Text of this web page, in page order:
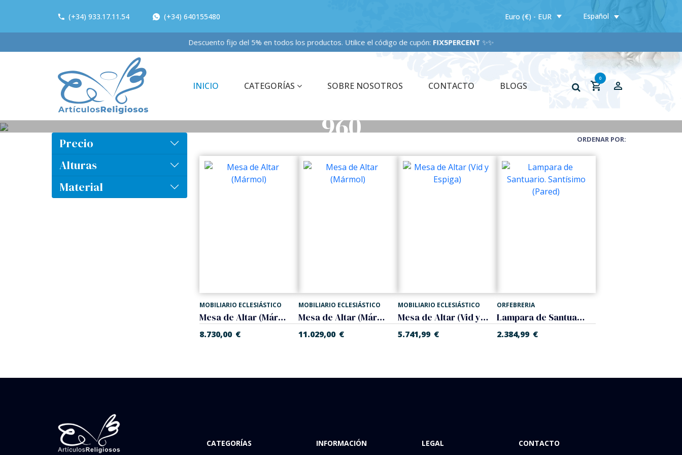
(+34) 933.17.11.54 (+34) 640155480 Euro (€) - EUR Español
Descuento fijo del 5% en todos los productos. Utilice el código de cupón:FIX5PERCENT✨✨
INICIO CATEGORÍAS SOBRE NOSOTROS CONTACTO BLOGS
0
960
Precio
Alturas
Material
ORDENAR POR:
MOBILIARIO ECLESIÁSTICO
Mesa de Altar (Mármol)
8.730,00 €
MOBILIARIO ECLESIÁSTICO
Mesa de Altar (Mármol)
11.029,00 €
MOBILIARIO ECLESIÁSTICO
Mesa de Altar (Vid y Espiga)
5.741,99 €
ORFEBRERIA
Lampara de Santuario. Santísimo (Pared)
2.384,99 €
CATEGORÍAS INFORMACIÓN LEGAL CONTACTO